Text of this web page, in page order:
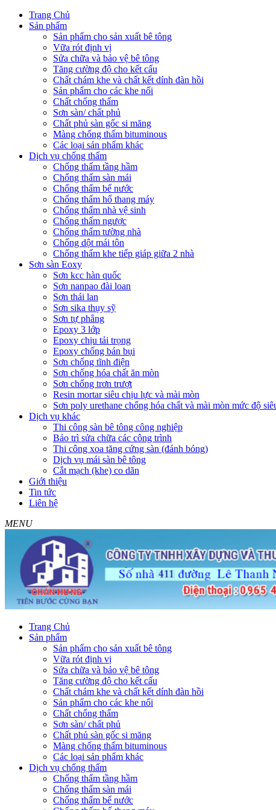
Trang Chủ
Sản phẩm
Sản phẩm cho sản xuất bê tông
Vữa rót định vị
Sửa chữa và bảo vệ bê tông
Tăng cường độ cho kết cấu
Chất chám khe và chất kết dính đàn hồi
Sản phẩm cho các khe nối
Chất chống thấm
Sơn sàn/ chất phủ
Chất phủ sàn gốc si măng
Màng chống thấm bituminous
Các loại sản phẩm khác
Dịch vụ chống thấm
Chống thấm tầng hầm
Chống thấm sàn mái
Chống thấm bể nước
Chống thấm hố thang máy
Chống thấm nhà vệ sinh
Chống thấm ngược
Chống thấm tường nhà
Chống dột mái tôn
Chống thấm khe tiếp giáp giữa 2 nhà
Sơn sàn Eoxy
Sơn kcc hàn quốc
Sơn nanpao đài loan
Sơn thái lan
Sơn sika thụy sỹ
Sơn tự phẳng
Epoxy 3 lớp
Epoxy chịu tải trọng
Epoxy chống bán bụi
Sơn chống tĩnh điện
Sơn chống hóa chất ăn mòn
Sơn chống trơn trượt
Resin mortar siêu chịu lực và mài mòn
Sơn poly urethane chống hóa chất và mài mòn mức độ
Dịch vụ khác
Thi công sàn bê tông công nghiệp
Bảo trì sửa chữa các công trình
Thi công xoa tăng cứng sàn (đánh bóng)
Dịch vụ mái sàn bê tông
Cắt mạch (khe) co dãn
Giới thiệu
Tin tức
Liên hệ
MENU
Trang Chủ
Sản phẩm
Sản phẩm cho sản xuất bê tông
Vữa rót định vị
Sửa chữa và bảo vệ bê tông
Tăng cường độ cho kết cấu
Chất chám khe và chất kết dính đàn hồi
Sản phẩm cho các khe nối
Chất chống thấm
Sơn sàn/ chất phủ
Chất phủ sàn gốc si măng
Màng chống thấm bituminous
Các loại sản phẩm khác
Dịch vụ chống thấm
Chống thấm tầng hầm
Chống thấm sàn mái
Chống thấm bể nước